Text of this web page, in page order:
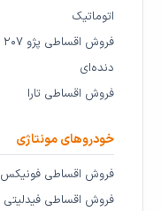
اتوماتیک
فروش اقساطی پژو ۲۰۷
دنده‌ای
فروش اقساطی تارا
خودروهای مونتاژی
فروش اقساطی فونیکس
فروش اقساطی فیدلیتی